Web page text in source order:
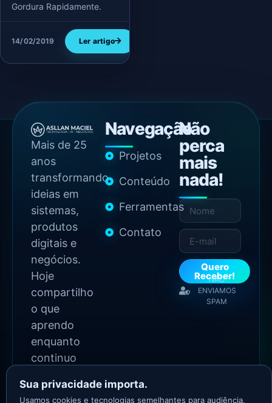
Gordura Rapidamente.
14/02/2019 Ler artigo
Mais de 25
anos
transformando
ideias em
sistemas,
produtos
digitais e
negócios.
Hoje
compartilho
o que
aprendo
enquanto
continuo
Navegação
Projetos
Conteúdo
Ferramentas
Contato
Não
perca
mais
nada!
Quero
Receber!
NÃO
ENVIAMOS
SPAM
Sua privacidade importa.
Usamos cookies e tecnologias semelhantes para audiência,